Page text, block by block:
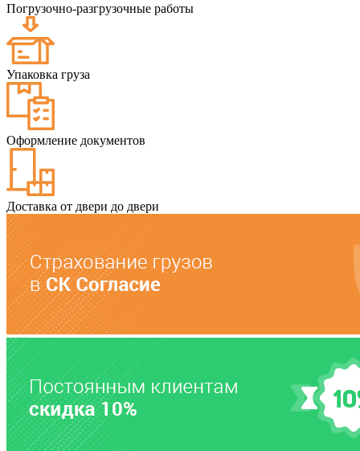
Погрузочно-разгрузочные работы
Упаковка груза
Оформление документов
Доставка от двери до двери